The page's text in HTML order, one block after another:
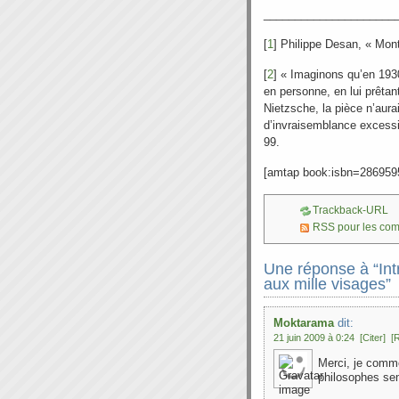
[1] Philippe Desan, «
[2] « Imaginons qu’en
en personne, en lui
Nietzsche, la pièce
d’invraisemblance
99.
[amtap
Trackback-URL
RSS pour les
Une réponse à
aux mille visages”
Moktaramadit:
21 juin 2009 à 0:24 [Citer]
Merci, je
philosophes